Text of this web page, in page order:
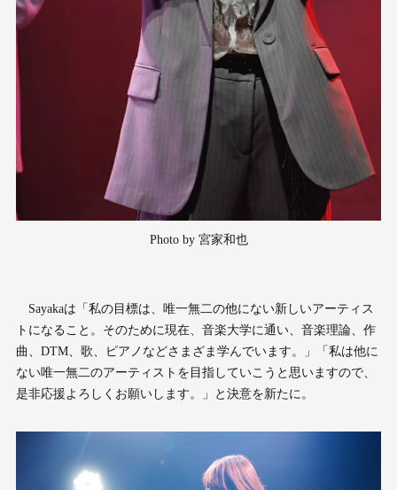
Photo by 宮家和也
Sayakaは「私の目標は、唯一無二の他にない新しいアーティス
トになること。そのために現在、音楽大学に通い、音楽理論、作
曲、DTM、歌、ピアノなどさまざま学んでいます。」「私は他に
ない唯一無二のアーティストを目指していこうと思いますので、
是非応援よろしくお願いします。」と決意を新たに。